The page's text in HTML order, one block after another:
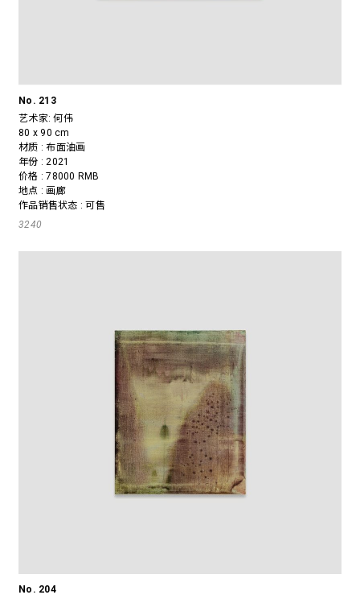
No. 213
艺术家:何伟
80 x 90 cm
材质 : 布面油画
年份 : 2021
价格 : 78000 RMB
地点 : 画廊
作品销售状态 : 可售
3240
No. 204